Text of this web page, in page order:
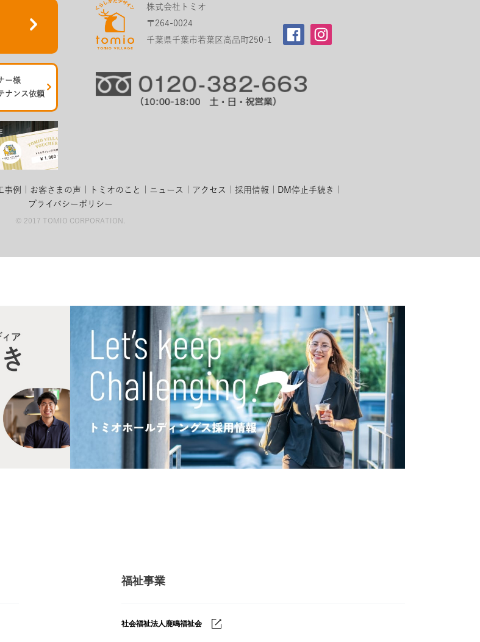
ー様
ナンス依頼
株式会社トミオ
〒264-0024
千葉県千葉市若葉区高品町250-1
事例 お客さまの声 トミオのこと ニュース アクセス 採用情報
DM停止手続き
プライバシーポリシー
© 2017 TOMIO CORPORATION.
福祉事業
社会福祉法人鹿鳴福祉会